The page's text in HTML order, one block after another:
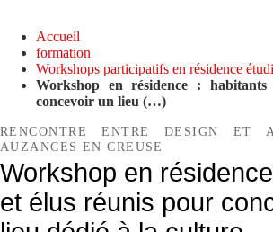
Accueil
formation
Workshops participatifs en résidence
Workshop en résidence :
concevoir un lieu (…)
RENCONTRE ENTRE DESIGN ET
AUZANCES EN CREUSE
Workshop en
et élus réunis pour